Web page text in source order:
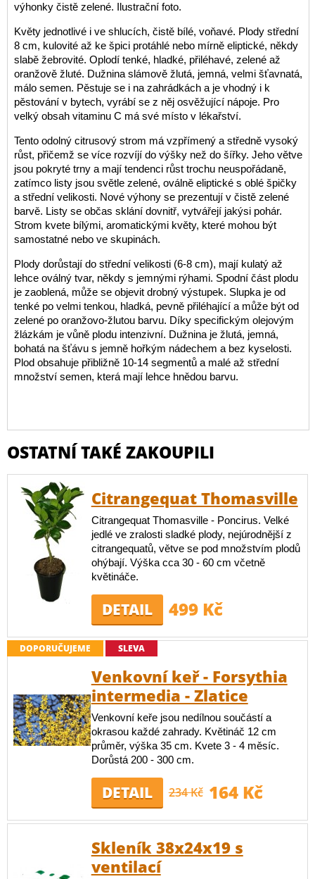
výhonky čistě zelené. Ilustrační foto.
Květy jednotlivé i ve shlucích, čistě bílé, voňavé. Plody střední
8 cm, kulovité až ke špici protáhlé nebo mírně eliptické, někdy
slabě žebrovité. Oplodí tenké, hladké, přiléhavé, zelené až
oranžově žluté. Dužnina slámově žlutá, jemná, velmi šťavnatá,
málo semen. Pěstuje se i na zahrádkách a je vhodný i k
pěstování v bytech, vyrábí se z něj osvěžující nápoje. Pro
velký obsah vitaminu C má své místo v lékařství.
Tento odolný citrusový strom má vzpřímený a středně vysoký
růst, přičemž se více rozvíjí do výšky než do šířky. Jeho větve
jsou pokryté trny a mají tendenci růst trochu neuspořádaně,
zatímco listy jsou světle zelené, oválně eliptické s oblé špičky
a střední velikosti. Nové výhony se prezentují v čistě zelené
barvě. Listy se občas sklání dovnitř, vytvářejí jakýsi pohár.
Strom kvete bílými, aromatickými květy, které mohou být
samostatné nebo ve skupinách.
Plody dorůstají do střední velikosti (6-8 cm), mají kulatý až
lehce oválný tvar, někdy s jemnými rýhami. Spodní část plodu
je zaoblená, může se objevit drobný výstupek. Slupka je od
tenké po velmi tenkou, hladká, pevně přiléhající a může být od
zelené po oranžovo-žlutou barvu. Díky specifickým olejovým
žlázkám je vůně plodu intenzivní. Dužnina je žlutá, jemná,
bohatá na šťávu s jemně hořkým nádechem a bez kyselosti.
Plod obsahuje přibližně 10-14 segmentů a malé až střední
množství semen, která mají lehce hnědou barvu.
OSTATNÍ TAKÉ ZAKOUPILI
Citrangequat Thomasville
Citrangequat Thomasville - Poncirus. Velké
jedlé ve zralosti sladké plody, nejúrodnější z
citrangequatů, větve se pod množstvím plodů
ohýbají. Výška cca 30 - 60 cm včetně
květináče.
DETAIL 499 Kč
DOPORUČUJEME SLEVA
Venkovní keř - Forsythia
intermedia - Zlatice
Venkovní keře jsou nedílnou součástí a
okrasou každé zahrady. Květináč 12 cm
průměr, výška 35 cm. Kvete 3 - 4 měsíc.
Dorůstá 200 - 300 cm.
DETAIL 234 Kč 164 Kč
Skleník 38x24x19 s
ventilací